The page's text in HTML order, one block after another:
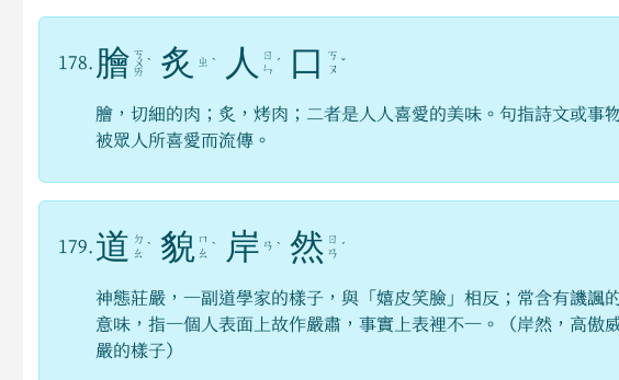
178. 膾 ㄎ
ㄨ
ㄞ
ˋ 炙 ㄓ ˋ 人
ㄖ
ㄣ ˊ 口
ㄎ
ㄡ ˇ
膾，切細的肉；炙，烤肉；二者是人人喜愛的美味。句指詩文或事
被眾人所喜愛而流傳。
179. 道 ㄉ
ㄠ ˋ 貌 ㄇ
ㄠ ˋ 岸 ㄢ ˋ 然 ㄖ
ㄢ ˊ
神態莊嚴，一副道學家的樣子，與「嬉皮笑臉」相反；常含有譏諷
意味，指一個人表面上故作嚴肅，事實上表裡不一。（岸然，高傲
嚴的樣子）